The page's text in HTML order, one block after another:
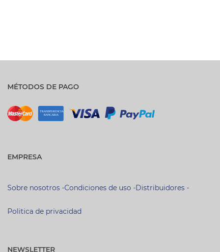
MÉTODOS DE PAGO
EMPRESA
Sobre nosotros -Condiciones de uso -Distribuidores -
Politica de privacidad
NEWSLETTER